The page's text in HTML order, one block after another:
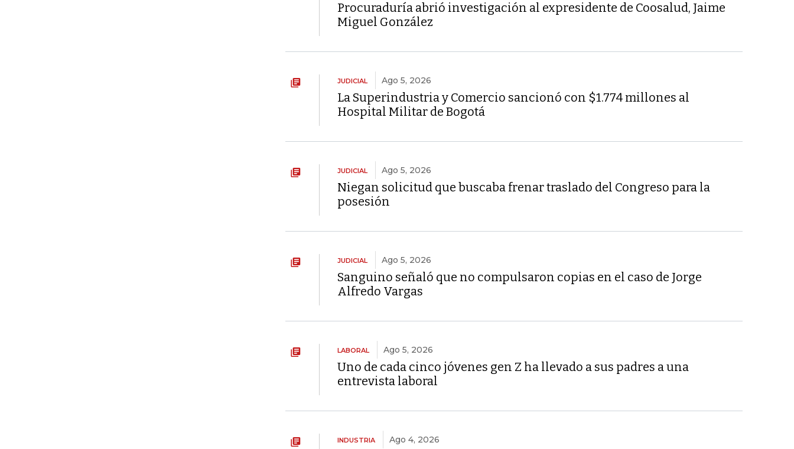
Procuraduría abrió investigación al expresidente de Coosalud, Jaime
Miguel González
JUDICIAL Ago 5, 2026
La Superindustria y Comercio sancionó con $1.774 millones al
Hospital Militar de Bogotá
JUDICIAL Ago 5, 2026
Niegan solicitud que buscaba frenar traslado del Congreso para la
posesión
JUDICIAL Ago 5, 2026
Sanguino señaló que no compulsaron copias en el caso de Jorge
Alfredo Vargas
LABORAL Ago 5, 2026
Uno de cada cinco jóvenes gen Z ha llevado a sus padres a una
entrevista laboral
INDUSTRIA Ago 4, 2026